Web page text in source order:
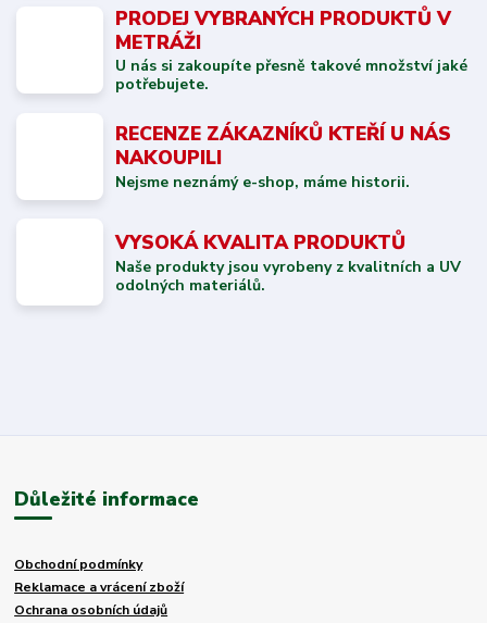
PRODEJ VYBRANÝCH PRODUKTŮ V
METRÁŽI
U nás si zakoupíte přesně takové množství jaké
potřebujete.
RECENZE ZÁKAZNÍKŮ KTEŘÍ U NÁS
NAKOUPILI
Nejsme neznámý e-shop, máme historii.
VYSOKÁ KVALITA PRODUKTŮ
Naše produkty jsou vyrobeny z kvalitních a UV
odolných materiálů.
Důležité informace
Obchodní podmínky
Reklamace a vrácení zboží
Ochrana osobních údajů